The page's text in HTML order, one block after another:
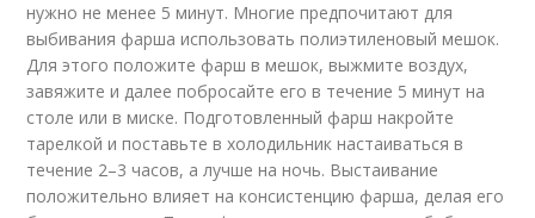
нужно не менее 5 минут. Многие предпочитают для
выбивания фарша использовать полиэтиленовый мешок.
Для этого положите фарш в мешок, выжмите воздух,
завяжите и далее побросайте его в течение 5 минут на
столе или в миске. Подготовленный фарш накройте
тарелкой и поставьте в холодильник настаиваться в
течение 2–3 часов, а лучше на ночь. Выстаивание
положительно влияет на консистенцию фарша, делая его